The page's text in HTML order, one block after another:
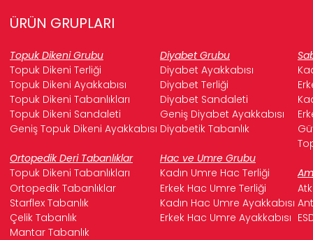
ÜRÜN GRUPLARI
Topuk Dikeni Grubu Diyabet Grubu
Topuk Dikeni Terliği
Diyabet Ayakkabısı
Topuk Dikeni Ayakkabısı
Diyabet Terliği
Topuk Dikeni Tabanlıkları
Diyabet Sandaleti
Topuk Dikeni Sandaleti
Geniş Diyabet Ayakkabısı
Geniş Topuk Dikeni Ayakkabısı Diyabetik Tabanlık
Ortopedik Deri Tabanlıklar
Hac ve Umre Grubu
Topuk Dikeni Tabanlıkları
Kadın Umre Hac Terliği
Ortopedik Tabanlıklar
Erkek Hac Umre Terliği
Starflex Tabanlık
Kadın Hac Umre Ayakkabısı
Çelik Tabanlık
Erkek Hac Umre Ayakkabısı
Mantar Tabanlık